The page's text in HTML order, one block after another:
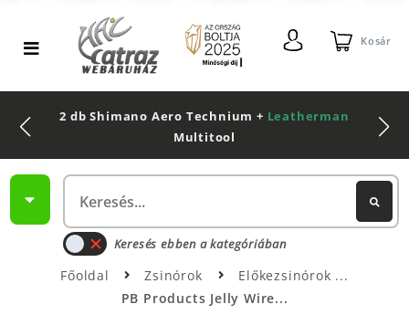
Kosár
2 db Shimano Aero Technium + Leatherman
Multitool
Keresés ebben a kategóriában
Főoldal Zsinórok
Előkezsinórok
PB Products Jelly Wire...